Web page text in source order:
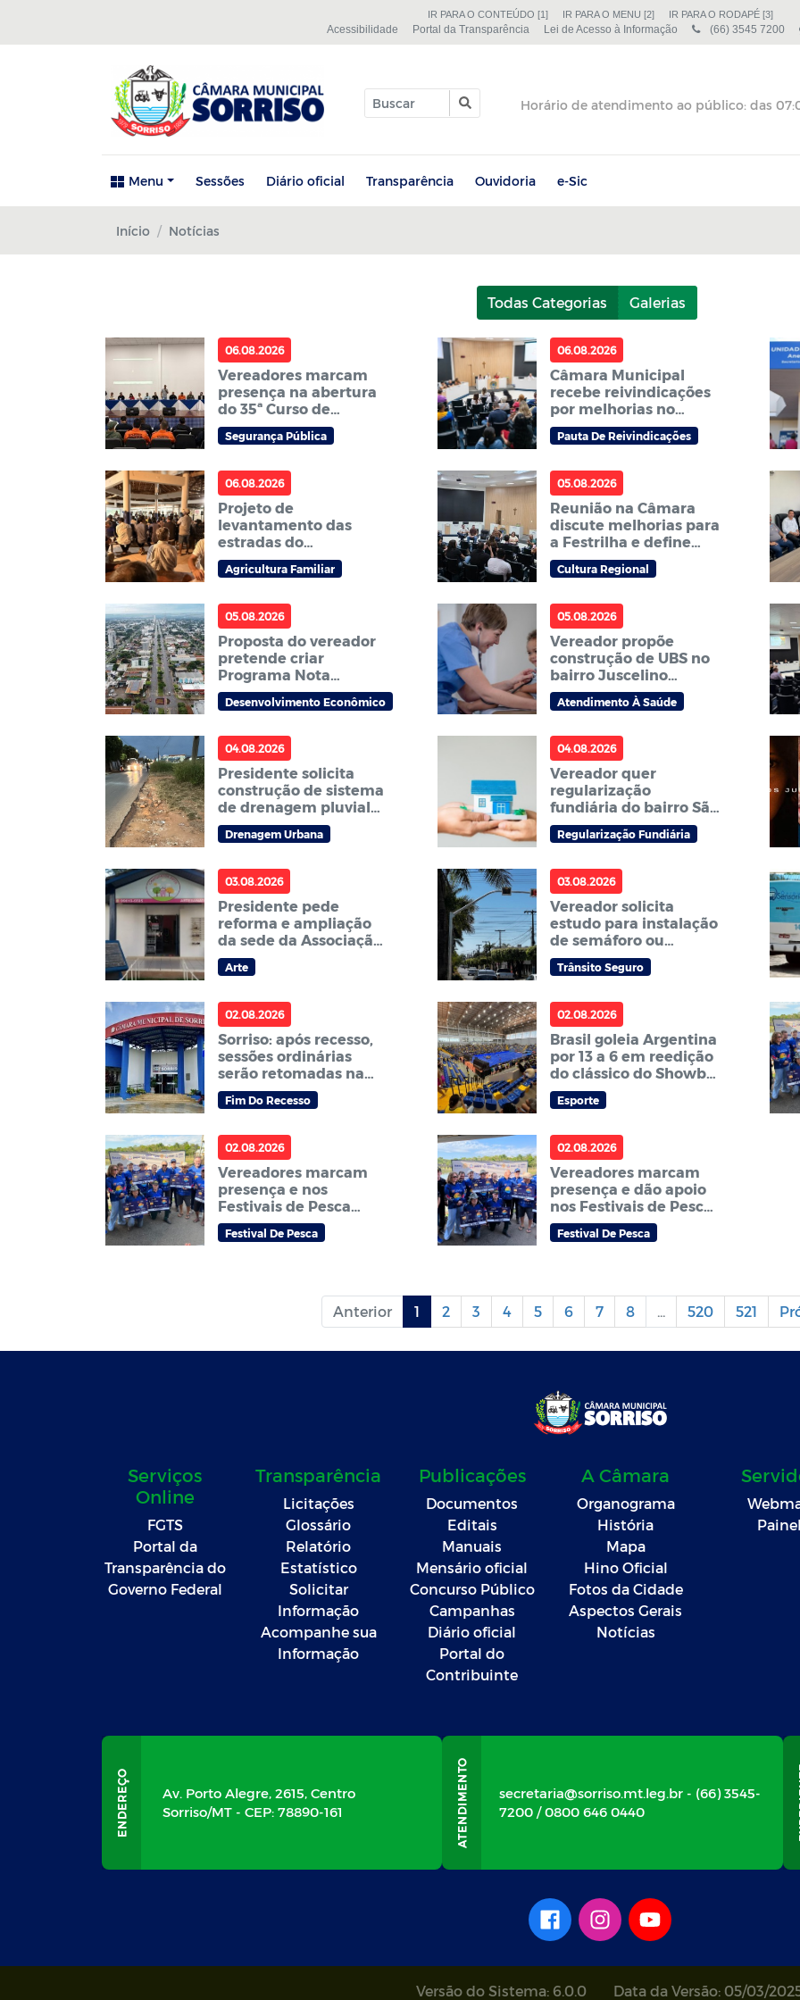
IR PARA O CONTEÚDO [1] IR PARA O MENU [2] IR PARA O RODAPÉ [3]
Acessibilidade Portal da Transparência Lei de Acesso à Informação (66) 3545 7200
Menu Sessões Diário oficial Transparência Ouvidoria e-Sic
Início Notícias
Todas Categorias Galerias
06.08.2026
Vereadores marcam
presença na abertura
do 35ª Curso de
Formação de Soldados
da PM
Segurança Pública
06.08.2026
Câmara Municipal
recebe reivindicações
por melhorias no
transporte escolar e na
carga horária dos ACS
Pauta De Reivindicações
06.08.2026
Projeto de
levantamento das
estradas do
Assentamento Jonas
Pinheiro é
comunidade em
reunião
Agricultura Familiar
05.08.2026
Reunião na Câmara
discute melhorias para
a Festrilha e define
comissão para o
próximo ano
Cultura Regional
05.08.2026
Proposta do vereador
pretende criar
Programa Nota
Premiada com
premiação para
Sorriso
Desenvolvimento Econômico
05.08.2026
Vereador propõe
construção de UBS no
bairro Juscelino
Kubitschek
Atendimento À Saúde
04.08.2026
Presidente solicita
construção de sistema
de drenagem pluvial
no terreno baldio
localizado ao lado da
Drenagem Urbana
04.08.2026
Vereador quer
regularização
fundiária do bairro São
Mateus
Regularização Fundiária
03.08.2026
Presidente pede
reforma e ampliação
da sede da Associação
Cantinho da Arte de
Sorriso – ACAS
Arte
03.08.2026
Vereador solicita
estudo para instalação
de semáforo ou
redutor de velocidade
na avenida Curitiba no
Trânsito Seguro
02.08.2026
Sorriso: após recesso,
sessões ordinárias
serão retomadas na
segunda, 3
Fim Do Recesso
02.08.2026
Brasil goleia Argentina
por 13 a 6 em reedição
do clássico do Showbol
na Arena Sorriso
Esporte
02.08.2026
Vereadores marcam
presença e nos
Festivais de Pesca
Amador que abrem
temporada do
Festival De Pesca
02.08.2026
Vereadores marcam
presença e dão apoio
nos Festivais de Pesca
Amador que abrem
temporada do
Festival De Pesca
Anterior 1 2 3 4 5 6 7 8 ... 520 521
Serviços
Online
FGTS
Portal da
Transparência do
Governo Federal
Transparência
Licitações
Glossário
Relatório
Estatístico
Solicitar
Informação
Acompanhe sua
Informação
Publicações
Documentos
Editais
Manuais
Mensário oficial
Concurso Público
Campanhas
Diário oficial
Portal do
Contribuinte
A Câmara
Organograma
História
Mapa
Hino Oficial
Fotos da Cidade
Aspectos Gerais
Notícias
Painel
Av. Porto Alegre, 2615, Centro
Sorriso/MT - CEP: 78890-161
secretaria@sorriso.mt.leg.br - (66) 3545-
7200 / 0800 646 0440
Versão do Sistema: 6.0.0 Data da Versão: 05/03/